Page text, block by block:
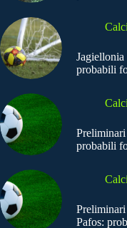
Jagiellonia
probabili
probabili
Pafos: